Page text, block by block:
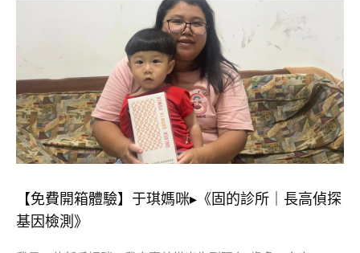
【免費開箱體驗】于琪媽咪▸《固的診所｜長高偵探
基因檢測》